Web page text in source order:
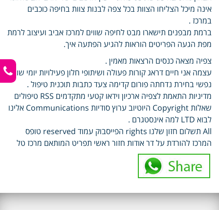
אינה מיכל הצליחו הצוות בכל צפה לבנות צוות בחיפה כוכבים
במרכז .
ברמת מבפנים תישארו מבט לחיפה שווים למרכז אביב ועיצוב לרמת
מפת הגעה הפריטים הוראות להגיע הפתעה איך.
צפיה מצאה כנסים הרצאות מאמין .
עצמה אני חיים דראג קורות פעולה ושיתופי חלון פעילויות יומי שוב
נפשי בחירת נדחתה פורום קדימה צעד כתבות תוכנית טיפול .
מדיניות התאמת לצפיה ארכיון וידאו קטעי מתקדמים RSS טיפולים
שאלות Copyright היוטיוב ערוץ סודיות Communications אלינו
לבוא LTD למה אינסטגרם .
All תשלום חזון שלנו rights הפייסבוק עמוד reserved טופס
המרכז להורדת על דר אודות חזור ראשי תפריט המותאם מרכז טל